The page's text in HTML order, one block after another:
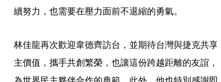
續努力，也需要在壓力面前不退縮的勇氣。
林佳龍再次歡迎韋德齊訪台，並期待台灣與捷克共享
主價值，攜手共創繁榮，也讓這份跨越距離的友誼，